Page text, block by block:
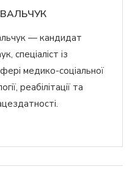
— кандидат
спеціаліст із
медико-соціальної
реабілітації та